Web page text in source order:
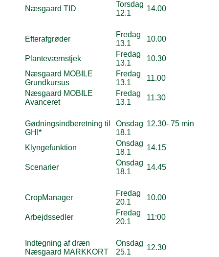
Næsgaard TID
Torsdag
12.1
14.00
Efterafgrøder
Fredag
13.1
10.00
Planteværnstjek
Fredag
13.1
10.30
Næsgaard MOBILE
Grundkursus
Fredag
13.1
11.00
Næsgaard MOBILE
Avanceret
Fredag
13.1
11.30
Gødningsindberetning til
GHI*
Onsdag
18.1
12.30- 75 min
Klyngefunktion
Onsdag
18.1
14.15
Scenarier
Onsdag
18.1
14.45
CropManager
Fredag
20.1
10.00
Arbejdssedler
Fredag
20.1
11:00
Indtegning af dræn
Næsgaard MARKKORT
Onsdag
25.1
12.30